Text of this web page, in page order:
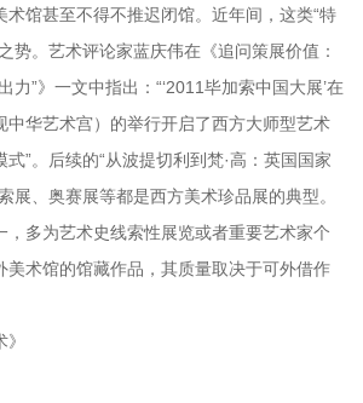
术馆甚至不得不推迟闭馆。近年间，这类“特
势。艺术评论家蓝庆伟在《追问策展价值：
力”》一文中指出：“‘2011毕加索中国大展’在
中华艺术宫）的举行开启了西方大师型艺术
”。后续的“从波提切利到梵·高：英国国家
展、奥赛展等都是西方美术珍品展的典型。
，多为艺术史线索性展览或者重要艺术家个
美术馆的馆藏作品，其质量取决于可外借作